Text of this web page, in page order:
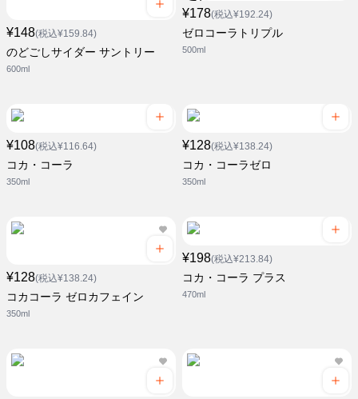
¥148(税込¥159.84)
のどごしサイダー サントリー
600ml
¥178(税込¥192.24)
ゼロコーラトリプル
500ml
¥108(税込¥116.64)
コカ・コーラ
350ml
¥128(税込¥138.24)
コカ・コーラゼロ
350ml
¥128(税込¥138.24)
コカコーラ ゼロカフェイン
350ml
¥198(税込¥213.84)
コカ・コーラ プラス
470ml